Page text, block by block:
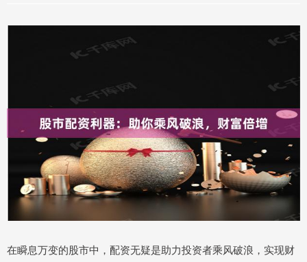
在瞬息万变的股市中，配资无疑是助力投资者乘风破浪，实现财